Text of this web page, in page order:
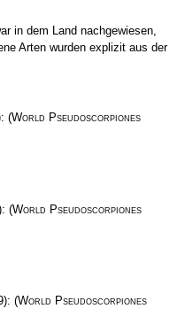
in dem Land nachgewiesen,
Arten wurden explizit aus der
(World Pseudoscorpiones
(World Pseudoscorpiones
(World Pseudoscorpiones